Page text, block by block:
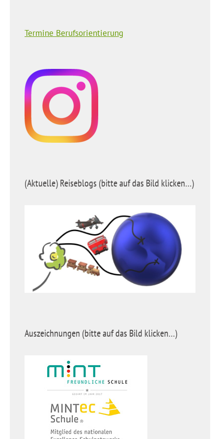
Termine Berufsorientierung
(Aktuelle) Reiseblogs (bitte auf das Bild klicken…)
Auszeichnungen (bitte auf das Bild klicken…)